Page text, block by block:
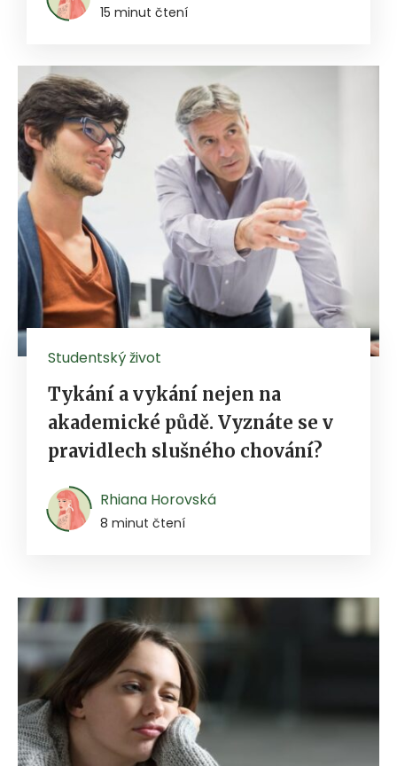
15 minut čtení
Studentský život
Tykání a vykání nejen na
akademické půdě. Vyznáte se v
pravidlech slušného chování?
Rhiana Horovská
8 minut čtení